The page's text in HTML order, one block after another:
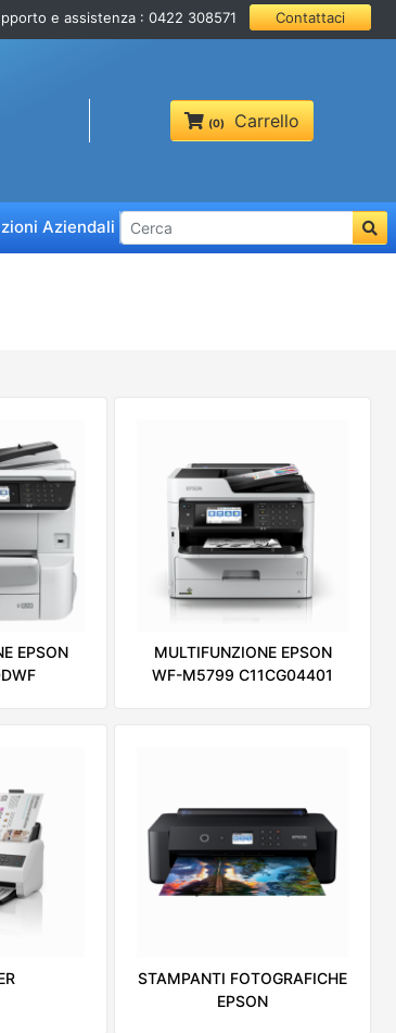
e assistenza : 0422 308571 Contattaci
(0) Carrello
Aziendali
EPSON
MULTIFUNZIONE EPSON
WF-M5799 C11CG04401
STAMPANTI FOTOGRAFICHE
EPSON